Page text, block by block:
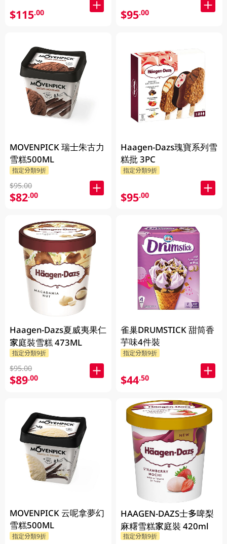
$115.00
MOVENPICK 瑞士朱古力
雪糕500ML
指定分類9折
$95.00
$82.00
Haagen-Dazs夏威夷果仁
家庭裝雪糕 473ML
指定分類9折
$95.00
$89.00
MOVENPICK 云呢拿夢幻
雪糕500ML
指定分類9折
$95.00
Haagen-Dazs瑰寶系列雪
糕批 3PC
指定分類9折
$95.00
雀巢DRUMSTICK 甜筒香
芋味4件裝
指定分類9折
$44.50
HAAGEN-DAZS士多啤梨
麻糬雪糕家庭裝 420ml
指定分類9折